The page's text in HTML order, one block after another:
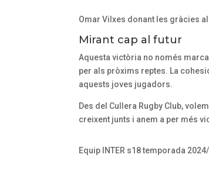
a
l
’
i
n
c
d
Omar Vilxes donant les gràcies
Mirant cap al futur
Aquesta victòria no només
per als pròxims reptes. La
aquests joves jugadors.
Des del Cullera Rugby Club,
creixent junts i anem a per més
Equip INTER s18 temporada